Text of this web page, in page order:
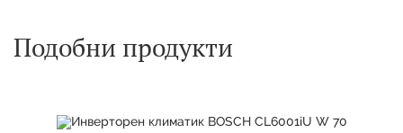
Подобни продукти